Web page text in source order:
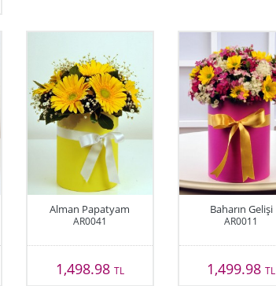
Alman Papatyam
AR0041
1,498.98 TL
Baharın Gelişi
AR0011
1,499.98TL